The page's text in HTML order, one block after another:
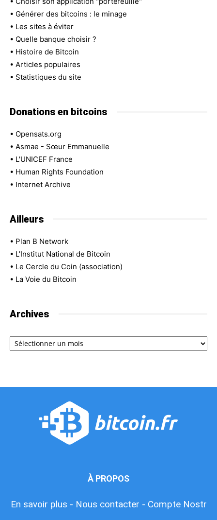
• Générer des bitcoins : le minage
• Les sites à éviter
• Quelle banque choisir ?
• Histoire de Bitcoin
• Articles populaires
• Statistiques du site
Donations en bitcoins
• Opensats.org
• Asmae - Sœur Emmanuelle
• L'UNICEF France
• Human Rights Foundation
• Internet Archive
Ailleurs
• Plan B Network
• L'Institut National de Bitcoin
• Le Cercle du Coin (association)
• La Voie du Bitcoin
Archives
Archives
À PROPOS
En savoir plus - Nous contacter - Compte Nostr